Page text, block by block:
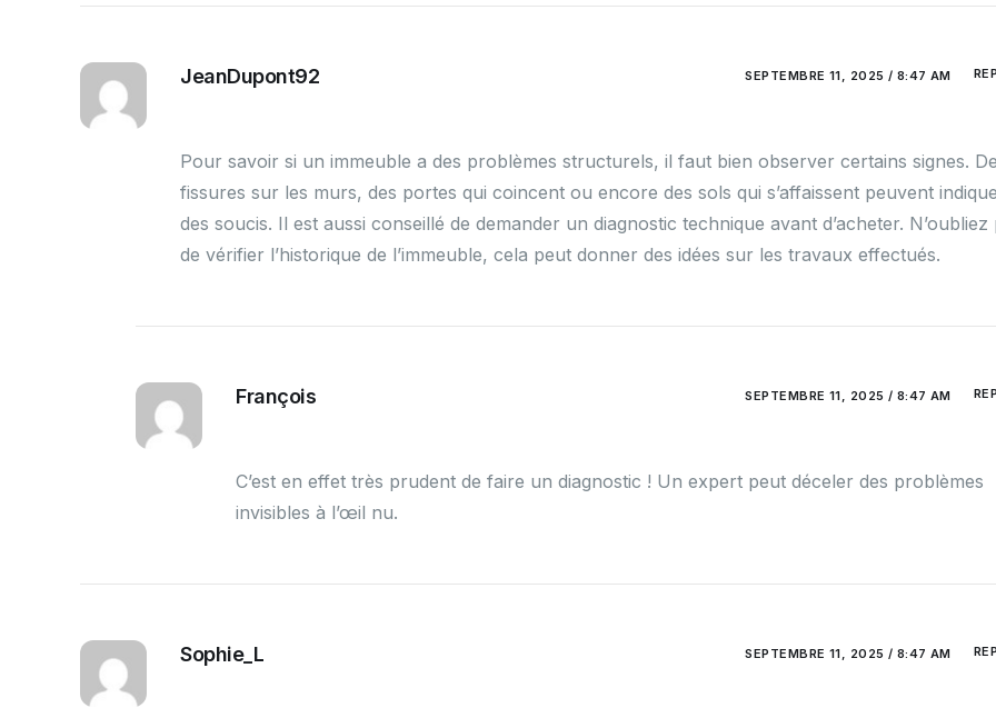
JeanDupont92 SEPTEMBRE 11, 2025 / 8:47 AM
Pour savoir si un immeuble a des problèmes structurels, il faut bien observer certains signes.
fissures sur les murs, des portes qui coincent ou encore des sols qui s’affaissent peuvent
des soucis. Il est aussi conseillé de demander un diagnostic technique avant d’acheter. N’oubliez
de vérifier l’historique de l’immeuble, cela peut donner des idées sur les travaux effectués.
François SEPTEMBRE 11, 2025 / 8:47 AM
C’est en effet très prudent de faire un diagnostic ! Un expert peut déceler des problèmes
invisibles à l’œil nu.
Sophie_L SEPTEMBRE 11, 2025 / 8:47 AM